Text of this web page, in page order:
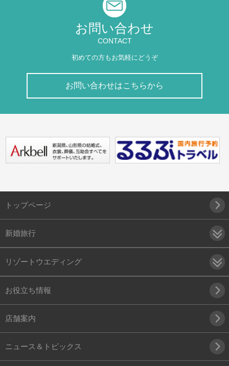
お問い合わせ
CONTACT
初めての方もお気軽にどうぞ
お問い合わせはこちらから
トップページ
新婚旅行
リゾートウエディング
お役立ち情報
店舗案内
ニュース＆トピックス